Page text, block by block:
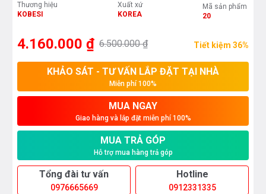
Thương hiệu
KOBESI
Xuất xứ
KOREA
Mã sản phẩm
20
4.160.000 ₫ 6.500.000 ₫ Tiết kiệm 36%
KHẢO SÁT - TƯ VẤN LẮP ĐẶT TẠI NHÀ
Miễn phí 100%
MUA NGAY
Giao hàng và lắp đặt miễn phí 100%
MUA TRẢ GÓP
Hỗ trợ mua hàng trả góp
Tổng đài tư vấn
0976665669
Hotline
0912331335